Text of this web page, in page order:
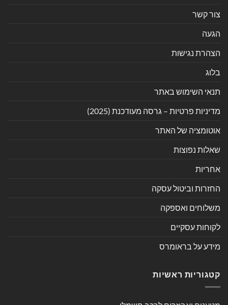
צור קשר
הגעה
הצהרת נגישות
בלוג
תנאי השימוש באתר
מדיניות פרטיות – גרסה מעודכנת (2025)
אוטומציה של האתר
שאלות נפוצות
אחריות
החזרות וביטול עסקה
משלוחים ואספקה
לקוחות עסקיים
מידע על בראומרס
קטגוריות ראשיות